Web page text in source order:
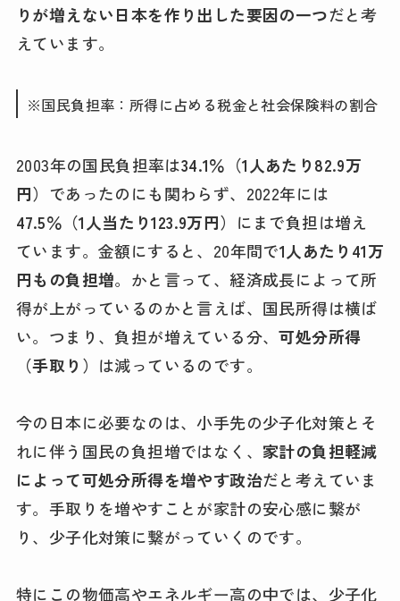
りが増えない日本を作り出した要因の一つだと考
えています。
※国民負担率：所得に占める税金と社会保険料の割合
2003年の国民負担率は34.1％（1人あたり82.9万
円） であったのにも関わらず、2022年には
47.5％（1人当たり123.9万円） にまで負担は増え
ています。金額にすると、20年間で1人あたり41万
円もの負担増。かと言って、経済成長によって所
得が上がっているのかと言えば、国民所得は横ば
い。つまり、負担が増えている分、可処分所得
（手取り） は減っているのです。
今の日本に必要なのは、小手先の少子化対策とそ
れに伴う国民の負担増ではなく、 家計の負担軽減
によって可処分所得を増やす政治だと考えていま
す。手取りを増やすことが家計の安心感に繋が
り、少子化対策に繋がっていくのです。
特にこの物価高やエネルギー高の中では、少子化